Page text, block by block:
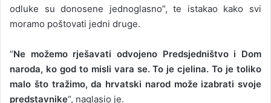
odluke su donosene jednoglasno”, te istakao kako svi
moramo poštovati jedni druge.
“Ne možemo rješavati odvojeno Predsjedništvo i Dom
naroda, ko god to misli vara se. To je cjelina. To je toliko
malo što tražimo, da hrvatski narod može izabrati svoje
predstavnike“, naglasio je.